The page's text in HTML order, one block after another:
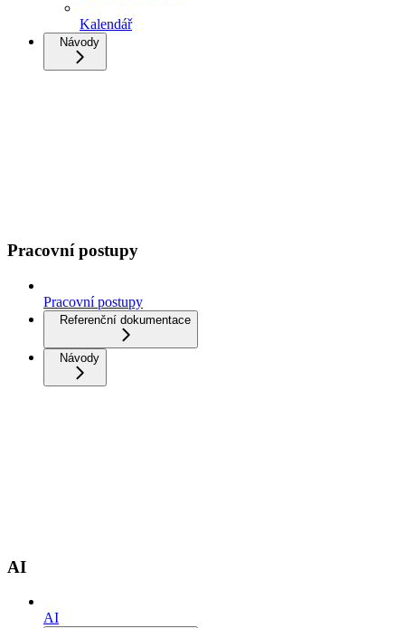
Kalendář
Návody
Pracovní postupy
Pracovní postupy
Referenční dokumentace
Návody
AI
AI